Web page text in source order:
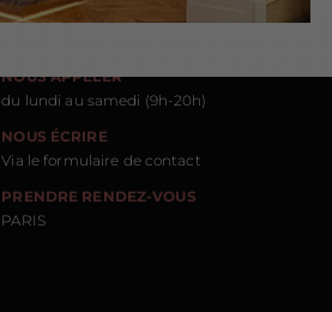
NOUS APPELER
du lundi au samedi (9h-20h)
NOUS ÉCRIRE
Via le formulaire de contact
PRENDRE RENDEZ-VOUS
PARIS